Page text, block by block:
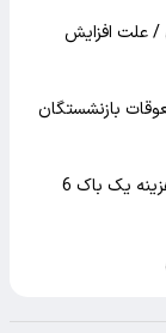
علت افزایش
بازنشستگان
نرخ بنزین در تهران لیتری 130 هزارتومان شد / هزینه یک باک 6